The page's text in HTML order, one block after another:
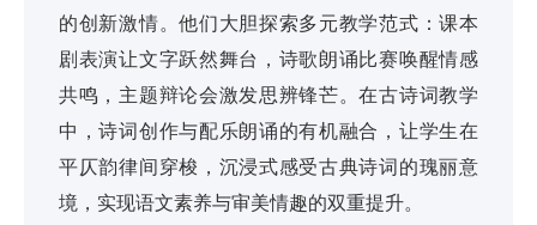
的创新激情。他们大胆探索多元教学范式：课本
剧表演让文字跃然舞台，诗歌朗诵比赛唤醒情感
共鸣，主题辩论会激发思辨锋芒。在古诗词教学
中，诗词创作与配乐朗诵的有机融合，让学生在
平仄韵律间穿梭，沉浸式感受古典诗词的瑰丽意
境，实现语文素养与审美情趣的双重提升。